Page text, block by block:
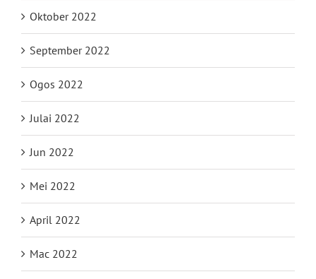
Oktober 2022
September 2022
Ogos 2022
Julai 2022
Jun 2022
Mei 2022
April 2022
Mac 2022